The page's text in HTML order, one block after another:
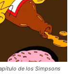
de los Simpsons